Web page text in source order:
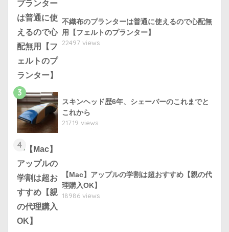
不織布のプランターは普通に使えるので心配無
用【フェルトのプランター】
22497 views
3
スキンヘッド歴6年、シェーバーのこれまでと
これから
21719 views
4
【Mac】アップルの学割は超おすすめ【親の代
理購入OK】
18986 views